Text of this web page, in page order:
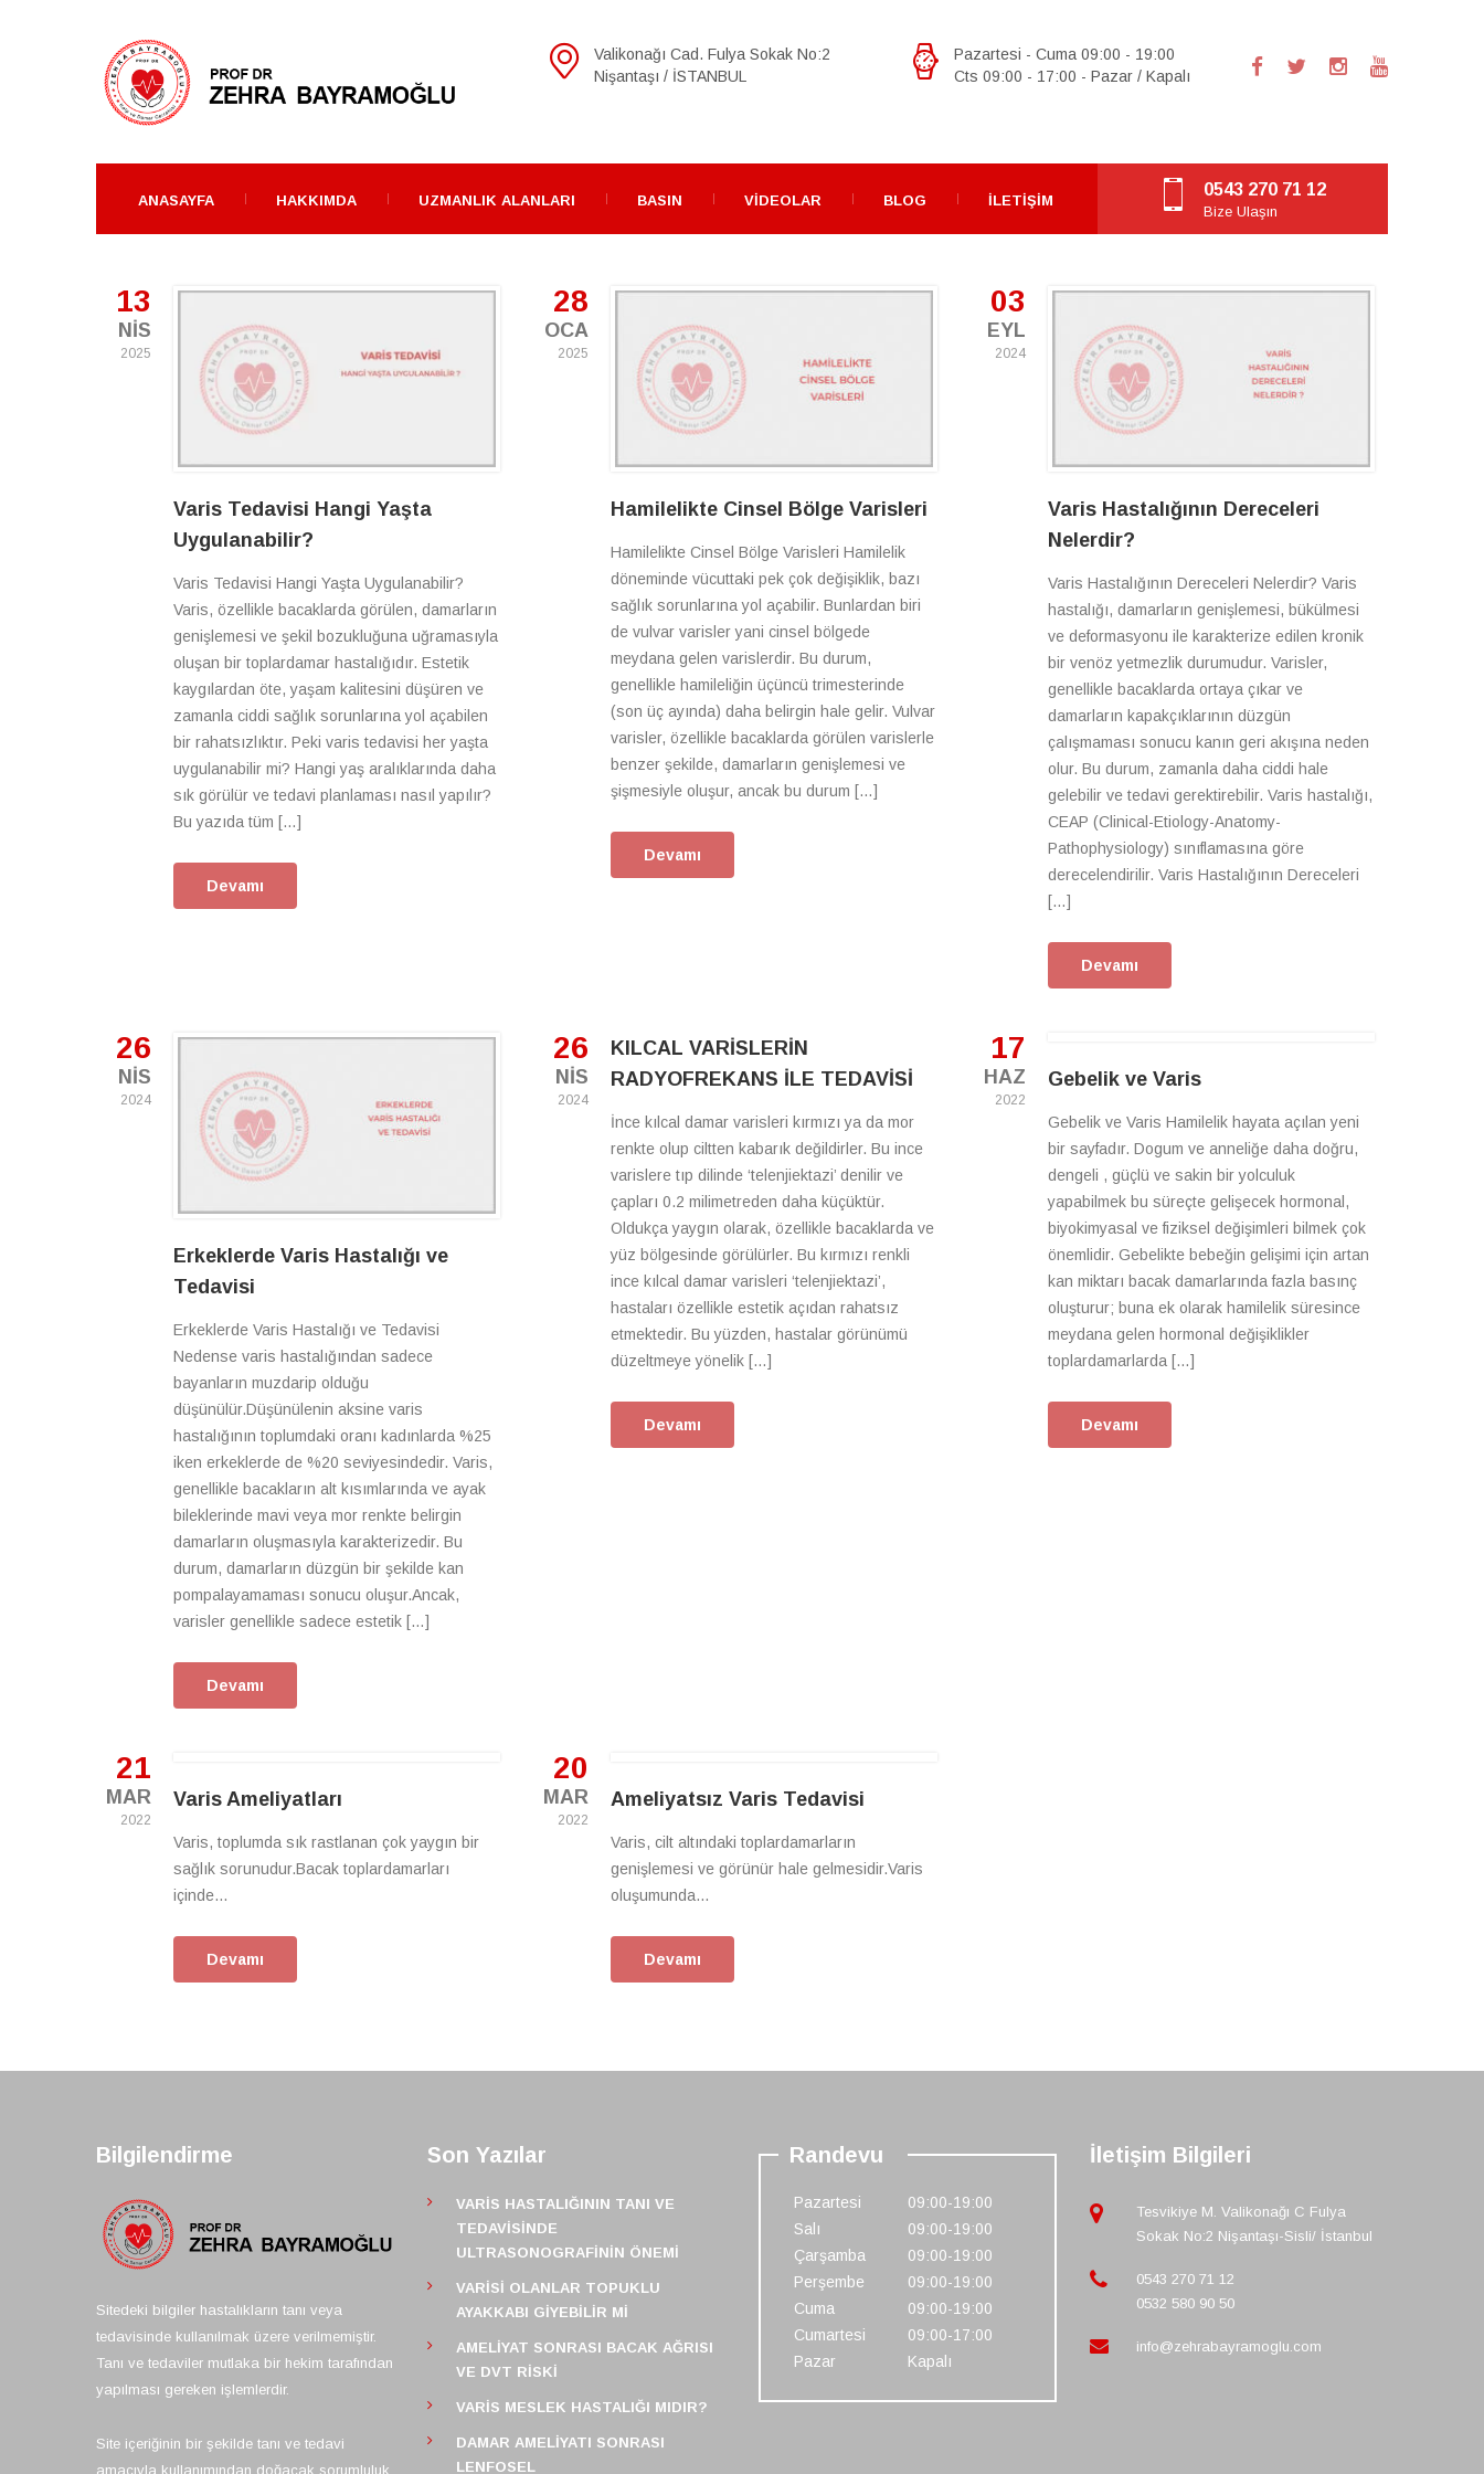
Pazartesi - Cuma 09:00 - 19:00
Cts 09:00 - 17:00 - Pazar / Kapalı
Valikonağı Cad. Fulya Sokak No:2
Nişantaşı / İSTANBUL
ANASAYFA HAKKIMDA UZMANLIK ALANLARI BASIN VIDEOLAR BLOG İLETIŞIM
0543 270 71 12
Bize Ulaşın
13
NIS
2025
Varis Tedavisi Hangi Yaşta
Uygulanabilir?
Varis Tedavisi Hangi Yaşta Uygulanabilir?
Varis, özellikle bacaklarda görülen, damarların
genişlemesi ve şekil bozukluğuna uğramasıyla
oluşan bir toplardamar hastalığıdır. Estetik
kaygılardan öte, yaşam kalitesini düşüren ve
zamanla ciddi sağlık sorunlarına yol açabilen
bir rahatsızlıktır. Peki varis tedavisi her yaşta
uygulanabilir mi? Hangi yaş aralıklarında daha
sık görülür ve tedavi planlaması nasıl yapılır?
Bu yazıda tüm […]
Devamı
28
OCA
2025
Hamilelikte Cinsel Bölge Varisleri
Hamilelikte Cinsel Bölge Varisleri Hamilelik
döneminde vücuttaki pek çok değişiklik, bazı
sağlık sorunlarına yol açabilir. Bunlardan biri
de vulvar varisler yani cinsel bölgede
meydana gelen varislerdir. Bu durum,
genellikle hamileliğin üçüncü trimesterinde
(son üç ayında) daha belirgin hale gelir. Vulvar
varisler, özellikle bacaklarda görülen varislerle
benzer şekilde, damarların genişlemesi ve
şişmesiyle oluşur, ancak bu durum […]
Devamı
03
EYL
2024
Varis Hastalığının Dereceleri
Nelerdir?
Varis Hastalığının Dereceleri Nelerdir? Varis
hastalığı, damarların genişlemesi, bükülmesi
ve deformasyonu ile karakterize edilen kronik
bir venöz yetmezlik durumudur. Varisler,
genellikle bacaklarda ortaya çıkar ve
damarların kapakçıklarının düzgün
çalışmaması sonucu kanın geri akışına neden
olur. Bu durum, zamanla daha ciddi hale
gelebilir ve tedavi gerektirebilir. Varis hastalığı,
CEAP (Clinical-Etiology-Anatomy-
Pathophysiology) sınıflamasına göre
derecelendirilir. Varis Hastalığının Dereceleri
[…]
Devamı
26
NIS
2024
Erkeklerde Varis Hastalığı ve
Tedavisi
Erkeklerde Varis Hastalığı ve Tedavisi
Nedense varis hastalığından sadece
bayanların muzdarip olduğu
düşünülür.Düşünülenin aksine varis
hastalığının toplumdaki oranı kadınlarda %25
iken erkeklerde de %20 seviyesindedir. Varis,
genellikle bacakların alt kısımlarında ve ayak
bileklerinde mavi veya mor renkte belirgin
damarların oluşmasıyla karakterizedir. Bu
durum, damarların düzgün bir şekilde kan
pompalayamaması sonucu oluşur.Ancak,
varisler genellikle sadece estetik […]
Devamı
26
NIS
2024
KILCAL VARİSLERİN
RADYOFREKANS İLE TEDAVİSİ
İnce kılcal damar varisleri kırmızı ya da mor
renkte olup ciltten kabarık değildirler. Bu ince
varislere tıp dilinde ‘telenjiektazi’ denilir ve
çapları 0.2 milimetreden daha küçüktür.
Oldukça yaygın olarak, özellikle bacaklarda ve
yüz bölgesinde görülürler. Bu kırmızı renkli
ince kılcal damar varisleri ‘telenjiektazi’,
hastaları özellikle estetik açıdan rahatsız
etmektedir. Bu yüzden, hastalar görünümü
düzeltmeye yönelik […]
Devamı
17
HAZ
2022
Gebelik ve Varis
Gebelik ve Varis Hamilelik hayata açılan yeni
bir sayfadır. Dogum ve anneliğe daha doğru,
dengeli , güçlü ve sakin bir yolculuk
yapabilmek bu süreçte gelişecek hormonal,
biyokimyasal ve fiziksel değişimleri bilmek çok
önemlidir. Gebelikte bebeğin gelişimi için artan
kan miktarı bacak damarlarında fazla basınç
oluşturur; buna ek olarak hamilelik süresince
meydana gelen hormonal değişiklikler
toplardamarlarda […]
Devamı
21
MAR
2022
Varis Ameliyatları
Varis, toplumda sık rastlanan çok yaygın bir
sağlık sorunudur.Bacak toplardamarları
içinde...
Devamı
20
MAR
2022
Ameliyatsız Varis Tedavisi
Varis, cilt altındaki toplardamarların
genişlemesi ve görünür hale gelmesidir.Varis
oluşumunda...
Devamı
Bilgilendirme
Sitedeki bilgiler hastalıkların tanı veya
tedavisinde kullanılmak üzere verilmemiştir.
Tanı ve tedaviler mutlaka bir hekim tarafından
yapılması gereken işlemlerdir.
Site içeriğinin bir şekilde tanı ve tedavi
amacıyla kullanımından doğacak sorumluluk
Son Yazılar
VARIS HASTALIĞININ TANI VE
TEDAVISINDE
ULTRASONOGRAFININ ÖNEMI
VARISI OLANLAR TOPUKLU
AYAKKABI GIYEBILIR MI
AMELIYAT SONRASI BACAK AĞRISI
VE DVT RISKI
VARIS MESLEK HASTALIĞI MIDIR?
DAMAR AMELIYATI SONRASI
LENFOSEL
Randevu
Pazartesi
09:00-19:00
Salı
09:00-19:00
Çarşamba
09:00-19:00
Perşembe
09:00-19:00
Cuma
09:00-19:00
Cumartesi
09:00-17:00
Pazar
Kapalı
İletişim Bilgileri
Tesvikiye M. Valikonağı C Fulya
Sokak No:2 Nişantaşı-Sisli/ İstanbul
0543 270 71 12
0532 580 90 50
info@zehrabayramoglu.com